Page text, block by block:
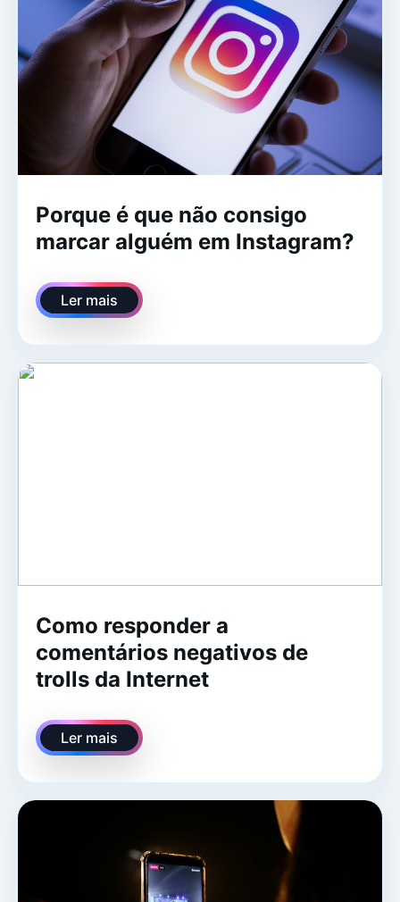
Porque é que não consigo
marcar alguém em Instagram?
Ler mais
Como responder a
comentários negativos de
trolls da Internet
Ler mais